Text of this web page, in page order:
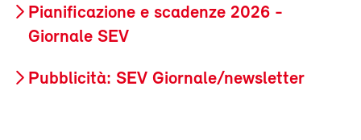
Pianificazione e scadenze 2026 -
Giornale SEV
Pubblicità: SEV Giornale/newsletter